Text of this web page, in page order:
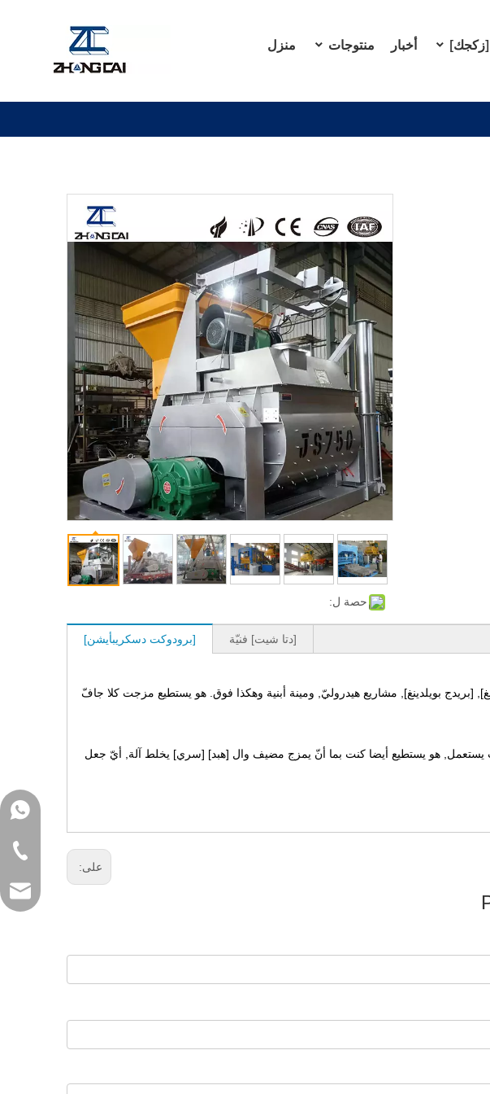
منزل منتوجات أخبار [زكجك]
حصة ل:
[برودوكت دسكريبأيشن] [دتا شيت] فنيّة
[بريدج بويلدينغ], مشاريع هيدروليّ, ومينة أبنية وهكذا فوق. هو يستطيع مزجت كلا جافّ
هو يستطيع أيضا كنت بما أنّ يمزج مضيف وال [هبد] [سري] يخلط آلة, أيّ جعل
على:
واتساب
هاتف
Email